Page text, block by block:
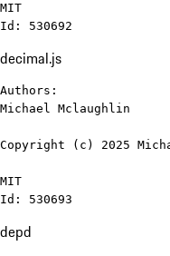
MIT
Id: 530692
decimal.js
Authors:
Michael Mclaughlin
Copyright (c) 2025
MIT
Id: 530693
depd